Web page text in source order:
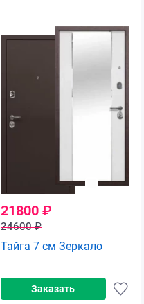
21800 ₽
24600₽
Тайга 7 см Зеркало
Заказать